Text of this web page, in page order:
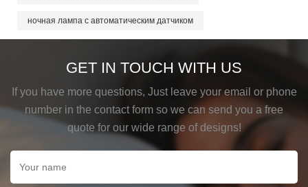
ночная лампа с автоматическим датчиком
GET IN TOUCH WITH US
If you have more questions, Just leave your email or phone
number in the contact form so we can send you a free
quote for our wide range of designs!